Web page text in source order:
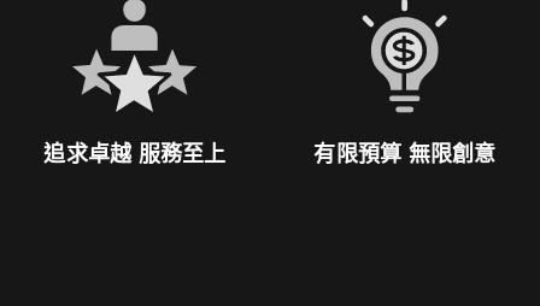
追求卓越 服務至上 有限預算 無限創意